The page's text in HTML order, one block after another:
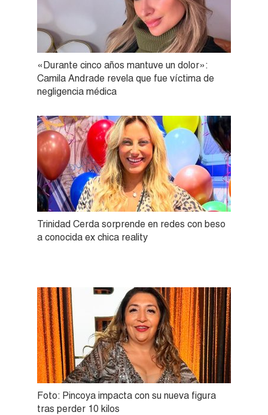
«Durante cinco años mantuve un dolor»:
Camila Andrade revela que fue víctima de
negligencia médica
Trinidad Cerda sorprende en redes con beso
a conocida ex chica reality
Foto: Pincoya impacta con su nueva figura
tras perder 10 kilos